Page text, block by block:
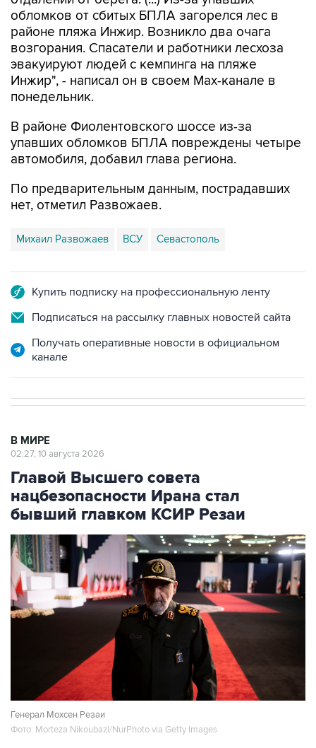
обломков от сбитых БПЛА загорелся лес в
районе пляжа Инжир. Возникло два очага
возгорания. Спасатели и работники лесхоза
эвакуируют людей с кемпинга на пляже
Инжир", - написал он в своем Мах-канале в
понедельник.
В районе Фиолентовского шоссе из-за
упавших обломков БПЛА повреждены четыре
автомобиля, добавил глава региона.
По предварительным данным, пострадавших
нет, отметил Развожаев.
Михаил Развожаев ВСУ Севастополь
Купить подписку на профессиональную ленту
Подписаться на рассылку главных новостей сайта
Получать оперативные новости в официальном
канале
В МИРЕ
02:27, 10 августа 2026
Главой Высшего совета
нацбезопасности Ирана стал
бывший главком КСИР Резаи
Генерал Мохсен Резаи
Фото: Morteza Nikoubazl/NurPhoto via Getty Images